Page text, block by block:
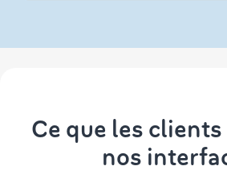
Ce que les
nos